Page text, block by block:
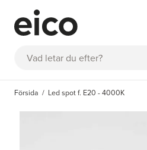
Sök
Försida Led spot f. E20 - 4000K